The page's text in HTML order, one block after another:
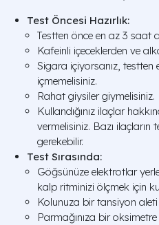
Test Öncesi Hazırlık:
Testten önce en az 3 saat
Kafeinli içeceklerden ve
Sigara içiyorsanız,
içmemelisiniz.
Rahat giysiler giymelisiniz.
Kullandığınız ilaçlar
vermelisiniz. Bazı ilaçların
gerekebilir.
Test Sırasında:
Göğsünüze elektrotlar
kalp ritminizi ölçmek için
Kolunuza bir tansiyon aleti
Parmağınıza bir